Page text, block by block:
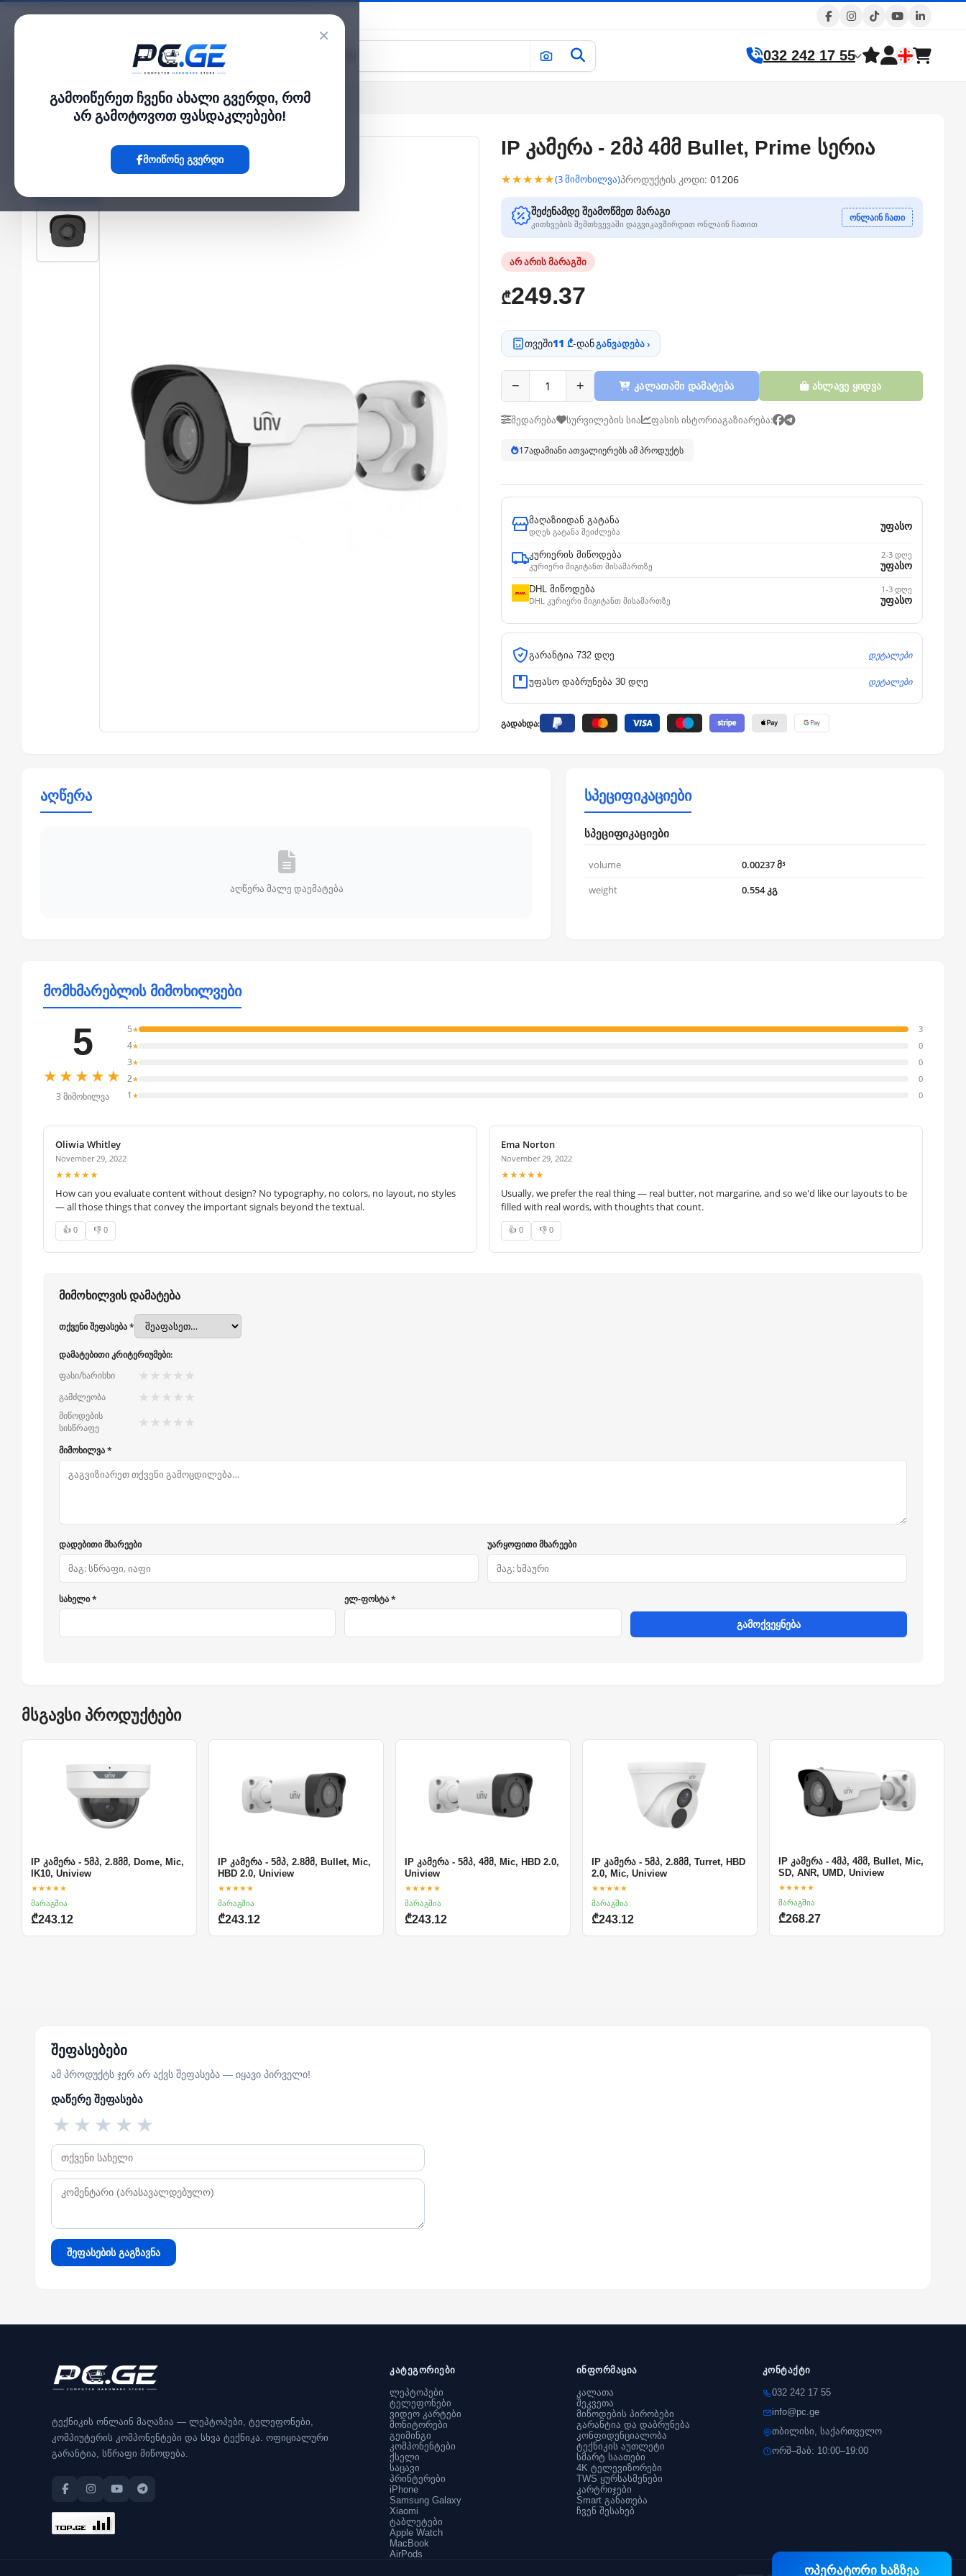
×
გამოიწერეთ ჩვენი ახალი გვერდი, რომ
არ გამოტოვოთ ფასდაკლებები!
მოიწონე გვერდი
კატალოგი 032 242 17 55
მთავარი›გარე IP კამერები›IP კამერა - 2მპ 4მმ Bullet, Prime სერია
IP კამერა - 2მპ 4მმ Bullet, Prime სერია
★★★★★(3 მიმოხილვა)პროდუქტის კოდი: 01206
შეძენამდე შეამოწმეთ მარაგი
კითხვების შემთხვევაში დაგვიკავშირდით ონლაინ ჩათით
ონლაინ ჩათი
არ არის მარაგში
₾249.37
თვეში11 ₾-დანგანვადება ›
− + კალათაში დამატება ახლავე ყიდვა
შედარება სურვილების სია ფასის ისტორიაგაზიარება:
17ადამიანი ათვალიერებს ამ პროდუქტს
მაღაზიიდან გატანა
დღეს გატანა შეიძლება
უფასო
კურიერის მიწოდება
კურიერი მიგიტანთ მისამართზე
2-3 დღე
უფასო
DHL მიწოდება
DHL კურიერი მიგიტანთ მისამართზე
1-3 დღე
უფასო
გარანტია 732 დღე დეტალები
უფასო დაბრუნება 30 დღე დეტალები
გადახდა:
აღწერა
აღწერა მალე დაემატება
სპეციფიკაციები
სპეციფიკაციები
volume
0.00237 მ³
weight
0.554 კგ
მომხმარებლის მიმოხილვები
5
★★★★★
3 მიმოხილვა
5★ 3
4★ 0
3★ 0
2★ 0
1 ★ 0
Oliwia Whitley
November 29, 2022
★★★★★
How can you evaluate content without design? No typography, no colors, no layout, no styles
— all those things that convey the important signals beyond the textual.
👍 0 👎 0
Ema Norton
November 29, 2022
★★★★★
Usually, we prefer the real thing — real butter, not margarine, and so we'd like our layouts to be
filled with real words, with thoughts that count.
👍 0 👎 0
მიმოხილვის დამატება
თქვენი შეფასება *
დამატებითი კრიტერიუმები:
ფასი/ხარისხი
★ ★ ★ ★ ★
გამძლეობა ★ ★ ★ ★ ★
მიწოდების
სისწრაფე
★ ★ ★ ★ ★
მიმოხილვა *
დადებითი მხარეები უარყოფითი მხარეები
სახელი * ელ-ფოსტა *
გამოქვეყნება
მსგავსი პროდუქტები
IP კამერა - 5მპ, 2.8მმ, Dome, Mic,
IK10, Uniview
★★★★★
მარაგშია
₾243.12
IP კამერა - 5მპ, 2.8მმ, Bullet, Mic,
HBD 2.0, Uniview
★★★★★
მარაგშია
₾243.12
IP კამერა - 5მპ, 4მმ, Mic, HBD 2.0,
Uniview
★★★★★
მარაგშია
₾243.12
IP კამერა - 5მპ, 2.8მმ, Turret, HBD
2.0, Mic, Uniview
★★★★★
მარაგშია
₾243.12
IP კამერა - 4მპ, 4მმ, Bullet, Mic,
SD, ANR, UMD, Uniview
★★★★★
მარაგშია
₾268.27
შეფასებები
ამ პროდუქტს ჯერ არ აქვს შეფასება — იყავი პირველი!
დაწერე შეფასება
★
★
★
★
★
შეფასების გაგზავნა
ოპერატორი ხაზზეა
ტექნიკის ონლაინ მაღაზია — ლეპტოპები, ტელეფონები,
კომპიუტერის კომპონენტები და სხვა ტექნიკა. ოფიციალური
გარანტია, სწრაფი მიწოდება.
კატეგორიები
ლეპტოპები
ტელეფონები
ვიდეო კარტები
მონიტორები
გეიმინგი
კომპონენტები
ქსელი
საცავი
პრინტერები
iPhone
Samsung Galaxy
Xiaomi
ტაბლეტები
Apple Watch
MacBook
AirPods
ინფორმაცია
კალათა
შეკვეთა
მიწოდების პირობები
გარანტია და დაბრუნება
კონფიდენციალობა
ტექნიკის აუთლეტი
სმარტ საათები
4K ტელევიზორები
TWS ყურსასმენები
კარტრიჯები
Smart განათება
ჩვენ შესახებ
კონტაქტი
032 242 17 55
info@pc.ge
თბილისი, საქართველო
ორშ–შაბ: 10:00–19:00